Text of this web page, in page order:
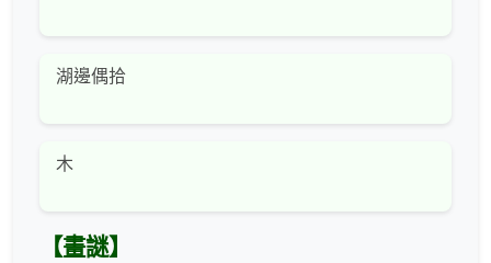
湖邊偶拾
木
【畫謎】